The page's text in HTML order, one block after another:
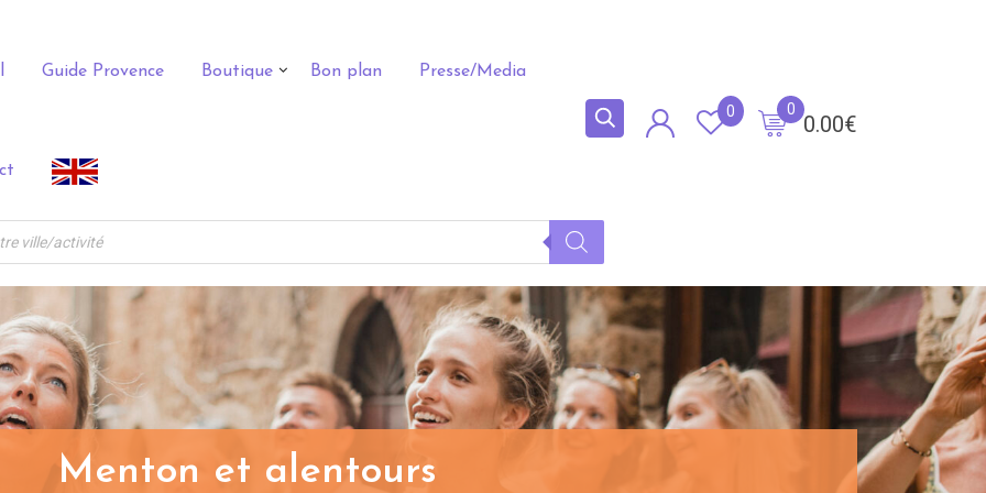
Guide Provence Boutique Bon plan Presse/Media
0.00€
0
0
Menton et alentours